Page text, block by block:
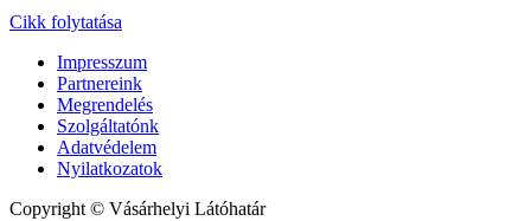
Cikk folytatása
Impresszum
Partnereink
Megrendelés
Szolgáltatónk
Adatvédelem
Nyilatkozatok
Copyright © Vásárhelyi Látóhatár